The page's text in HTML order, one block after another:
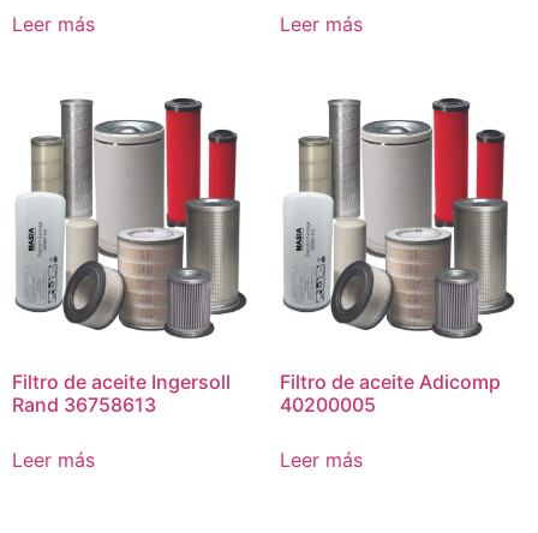
Leer más Leer más
Filtro de aceite Ingersoll
Rand 36758613
Leer más
Filtro de aceite Adicomp
40200005
Leer más